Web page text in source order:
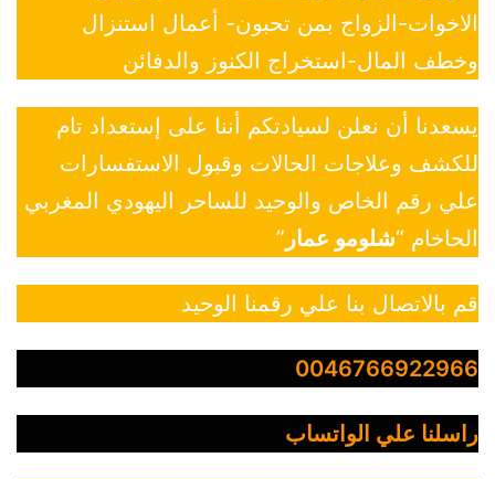
الاخوات-الزواج بمن تحبون- أعمال استنزال
وخطف المال-استخراج الكنوز والدفائن
يسعدنا أن نعلن لسيادتكم أننا على إستعداد تام
للكشف وعلاجات الحالات وقبول الاستفسارات
علي رقم الخاص والوحيد للساحر اليهودي المغربي
الحاخام “شلومو عمار ”
قم بالاتصال بنا علي رقمنا الوحيد
0046766922966
راسلنا علي الواتساب